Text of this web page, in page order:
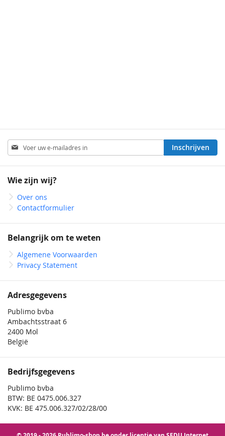
Abonneer
u
op
nieuwsbrief
Inschrijven
Wie zijn wij?
Over ons
Contactformulier
Belangrijk om te weten
Algemene Voorwaarden
Privacy Statement
Adresgegevens
Publimo bvba
Ambachtsstraat 6
2400 Mol
België
Bedrijfsgegevens
Publimo bvba
BTW: BE 0475.006.327
KVK: BE 475.006.327/02/28/00